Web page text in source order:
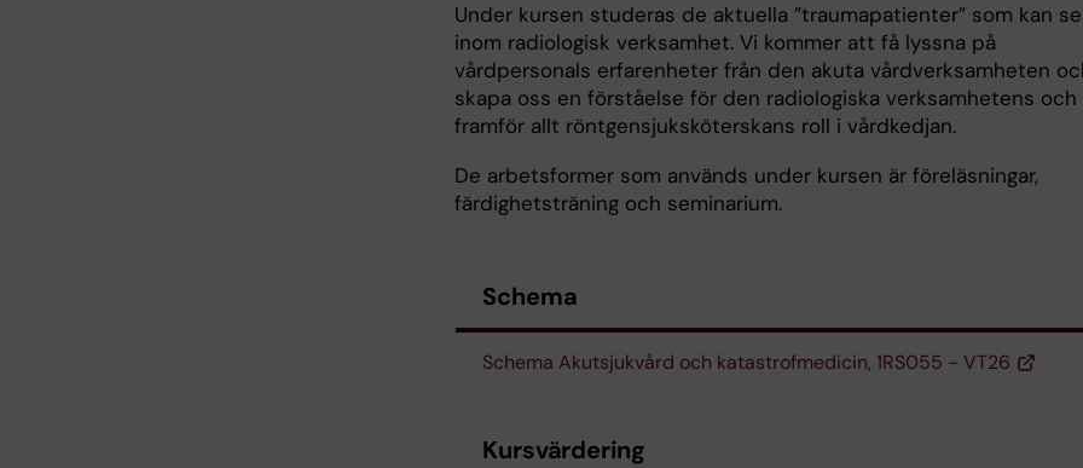
Under kursen studeras de aktuella ”traumapatienter” som kan
inom radiologisk verksamhet. Vi kommer att få lyssna på
vårdpersonals erfarenheter från den akuta vårdverksamheten
skapa oss en förståelse för den radiologiska verksamhetens och
framför allt röntgensjuksköterskans roll i vårdkedjan.
De arbetsformer som används under kursen är föreläsningar,
färdighetsträning och seminarium.
Schema
Schema Akutsjukvård och katastrofmedicin, 1RS055 - VT26
Kursvärdering